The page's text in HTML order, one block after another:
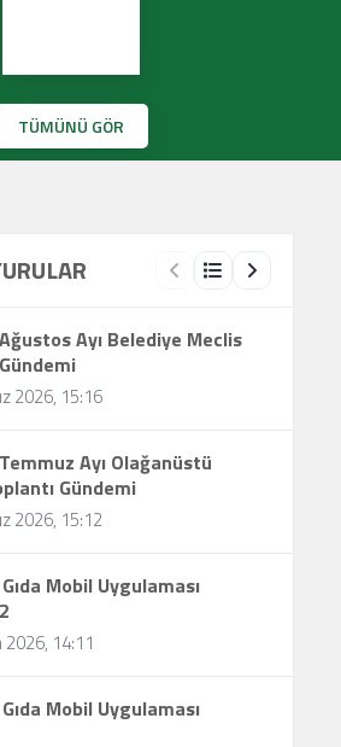
TÜMÜNÜ GÖR
Ağustos Ayı Belediye Meclis
2026, 15:16
Ayı Olağanüstü
Gündemi
2026, 15:12
Mobil Uygulaması
14:11
Mobil Uygulaması